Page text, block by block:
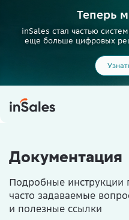
Теперь
inSales стал частью
еще больше цифровых
Документация
Подробные инструкции
часто задаваемые
и полезные ссылки